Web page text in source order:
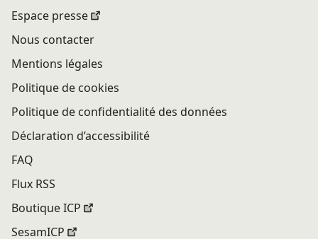
Espace presse
Nous contacter
Mentions légales
Politique de cookies
Politique de confidentialité des données
Déclaration d’accessibilité
FAQ
Flux RSS
Boutique ICP
SesamICP